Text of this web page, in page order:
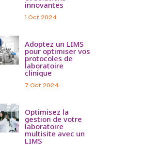
innovantes
1 Oct 2024
Adoptez un LIMS
pour optimiser vos
protocoles de
laboratoire
clinique
7 Oct 2024
Optimisez la
gestion de votre
laboratoire
multisite avec un
LIMS